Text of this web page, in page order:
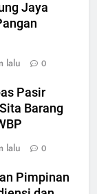
Jaya
lalu 0
Pasir
Barang
lalu 0
Pimpinan